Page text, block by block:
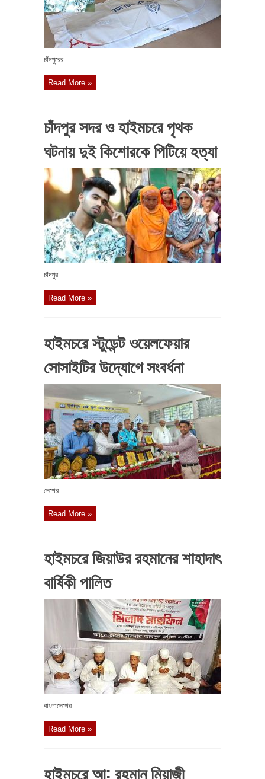
চাঁদপুরের ...
Read More »
চাঁদপুর সদর ও হাইমচরে পৃথক
ঘটনায় দুই কিশোরকে পিটিয়ে হত্যা
চাঁদপুর ...
Read More »
হাইমচরে স্টুডেন্ট ওয়েলফেয়ার
সোসাইটির উদ্যোগে সংবর্ধনা
দেশের ...
Read More »
হাইমচরে জিয়াউর রহমানের শাহাদাৎ
বার্ষিকী পালিত
বাংলাদেশের ...
Read More »
হাইমচরে আ: রহমান মিয়াজী